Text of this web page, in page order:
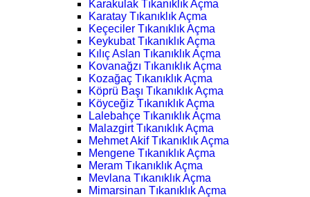
Karakulak Tıkanıklık Açma
Karatay Tıkanıklık Açma
Keçeciler Tıkanıklık Açma
Keykubat Tıkanıklık Açma
Kılıç Aslan Tıkanıklık Açma
Kovanağzı Tıkanıklık Açma
Kozağaç Tıkanıklık Açma
Köprü Başı Tıkanıklık Açma
Köyceğiz Tıkanıklık Açma
Lalebahçe Tıkanıklık Açma
Malazgirt Tıkanıklık Açma
Mehmet Akif Tıkanıklık Açma
Mengene Tıkanıklık Açma
Meram Tıkanıklık Açma
Mevlana Tıkanıklık Açma
Mimarsinan Tıkanıklık Açma